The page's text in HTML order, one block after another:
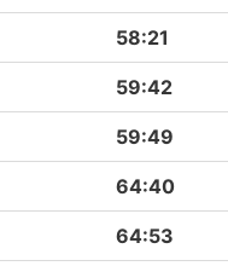
58:21
59:42
59:49
64:40
64:53